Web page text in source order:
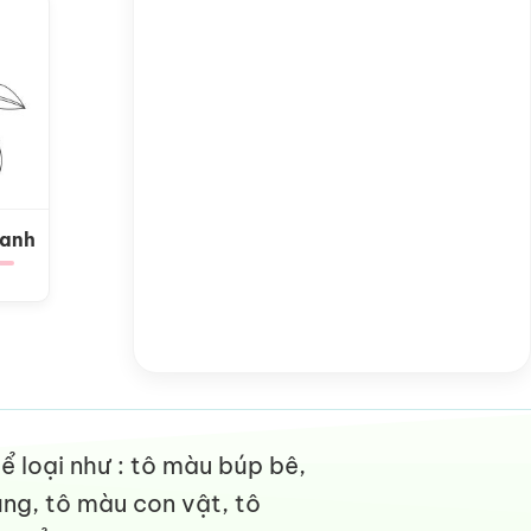
loại như : tô màu búp bê,
tô màu con vật, tô